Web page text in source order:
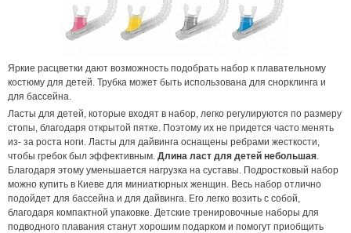
Яркие расцветки дают возможность подобрать набор к плавательному
костюму для детей. Трубка может быть использована для снорклинга и
для бассейна.
Ласты для детей, которые входят в набор, легко регулируются по размеру
стопы, благодаря открытой пятке. Поэтому их не придется часто менять
из- за роста ноги. Ласты для дайвинга оснащены ребрами жесткости,
чтобы гребок был эффективным. Длина ласт для детей небольшая.
Благодаря этому уменьшается нагрузка на суставы. Подростковый набор
можно купить в Киеве для миниатюрных женщин. Весь набор отлично
подойдет для бассейна и для дайвинга. Его легко возить с собой,
благодаря компактной упаковке. Детские тренировочные наборы для
подводного плавания станут хорошим подарком и помогут приобщить